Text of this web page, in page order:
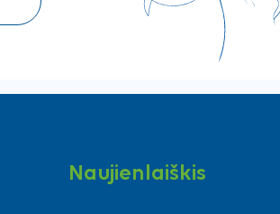
Naujienlaiškis